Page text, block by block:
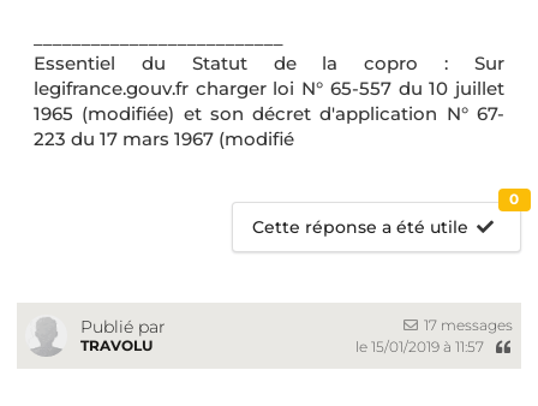
Essentiel du Statut de la copro : Sur
legifrance.gouv.fr charger loi N° 65-557 du 10 juillet
1965 (modifiée) et son décret d'application N° 67-
223 du 17 mars 1967 (modifié
Cette réponse a été utile
0
Publié par
TRAVOLU
17 messages
le 15/01/2019 à 11:57